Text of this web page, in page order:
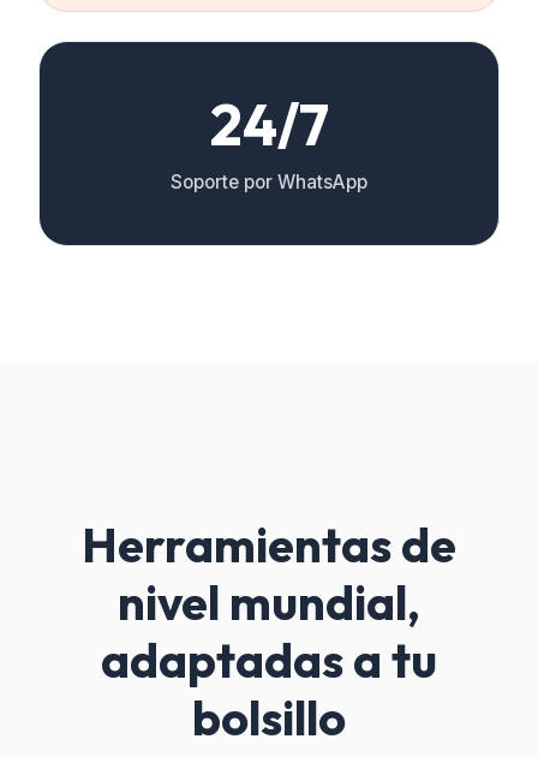
24/7
Soporte por WhatsApp
Herramientas de
nivel mundial,
adaptadas a tu
bolsillo